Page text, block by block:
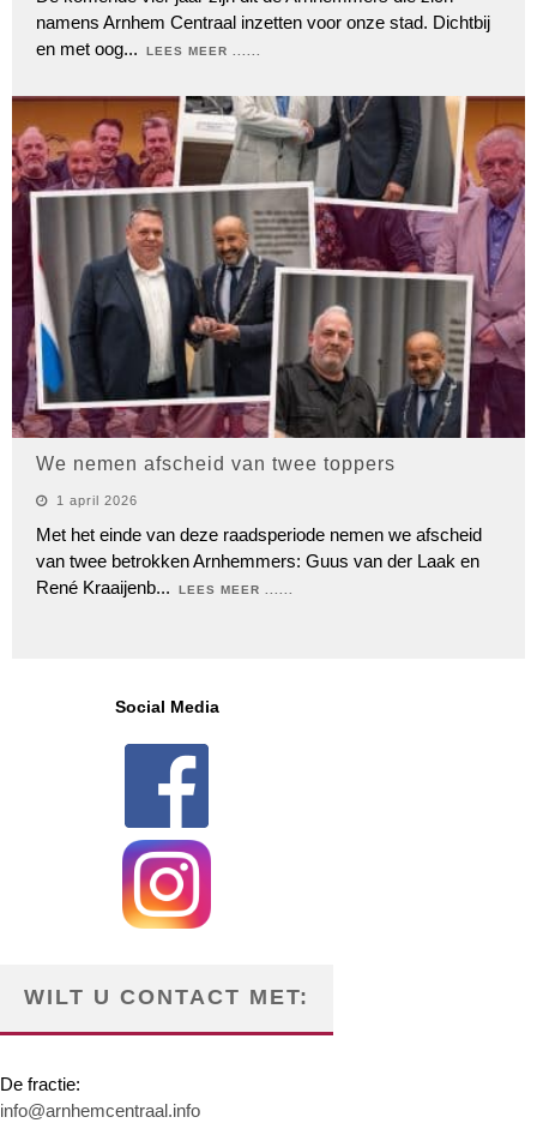
namens Arnhem Centraal inzetten voor onze stad. Dichtbij
en met oog... LEES MEER ......
We nemen afscheid van twee toppers
1 april 2026
Met het einde van deze raadsperiode nemen we afscheid
van twee betrokken Arnhemmers: Guus van der Laak en
René Kraaijenb... LEES MEER ......
Social Media
WILT U CONTACT MET:
De fractie:
info@arnhemcentraal.info